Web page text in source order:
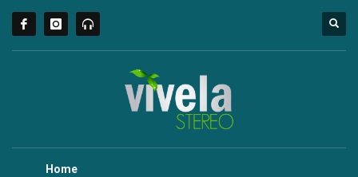
Home